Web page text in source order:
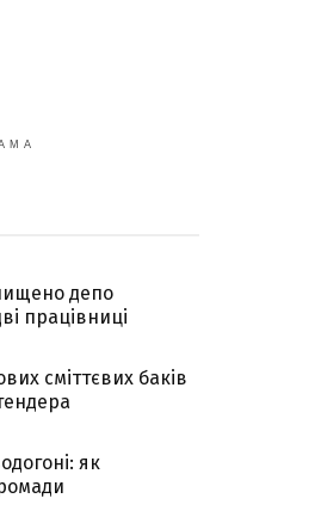
депо
працівниці
сміттєвих баків
як